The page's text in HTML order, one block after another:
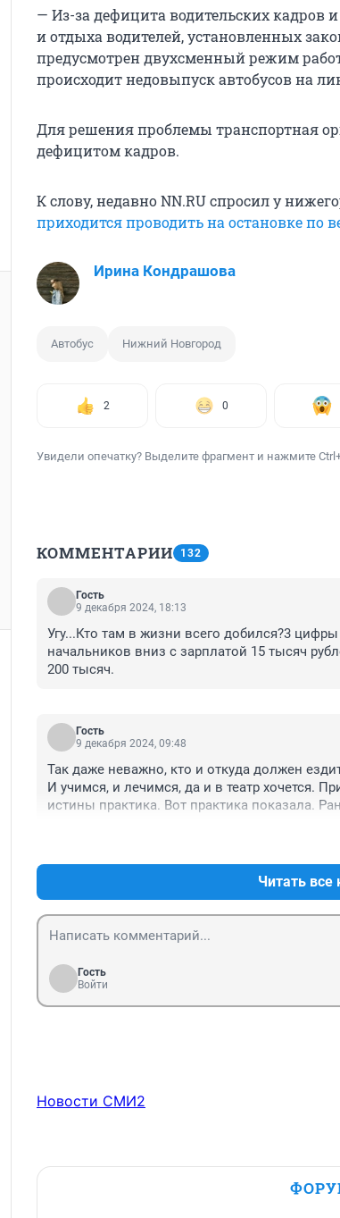
— Из-за дефицита водительских кадров
и отдыха водителей, установленных
предусмотрен двухсменный режим
происходит недовыпуск автобусов на
Для решения проблемы транспортная
дефицитом кадров.
К слову, недавно NN.RU спросил у
приходится проводить на остановке по
Ирина Кондрашова
Автобус Нижний Новгород
2 0
Увидели опечатку? Выделите фрагмент и нажмите
КОММЕНТАРИИ 132
Гость
9 декабря 2024, 18:13
Угу...Кто там в жизни всего добился?3
начальников вниз с зарплатой 15 тысяч
200 тысяч.
Гость
9 декабря 2024, 09:48
Так даже неважно, кто и откуда должен
И учимся, и лечимся, да и в театр хочется.
истины практика. Вот практика показала.
Читать
Гость
Войти
Новости СМИ2